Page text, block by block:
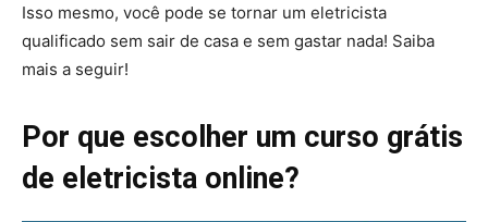
Isso mesmo, você pode se tornar um eletricista
qualificado sem sair de casa e sem gastar nada! Saiba
mais a seguir!
Por que escolher um curso grátis
de eletricista online?